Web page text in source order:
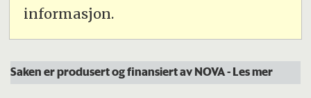
informasjon.
Saken er produsert og finansiert av NOVA- Les mer